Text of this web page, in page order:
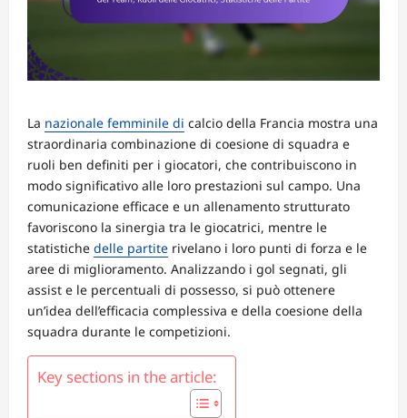
La nazionale femminile di calcio della Francia mostra una
straordinaria combinazione di coesione di squadra e
ruoli ben definiti per i giocatori, che contribuiscono in
modo significativo alle loro prestazioni sul campo. Una
comunicazione efficace e un allenamento strutturato
favoriscono la sinergia tra le giocatrici, mentre le
statistiche delle partite rivelano i loro punti di forza e le
aree di miglioramento. Analizzando i gol segnati, gli
assist e le percentuali di possesso, si può ottenere
un’idea dell’efficacia complessiva e della coesione della
squadra durante le competizioni.
Key sections in the article: